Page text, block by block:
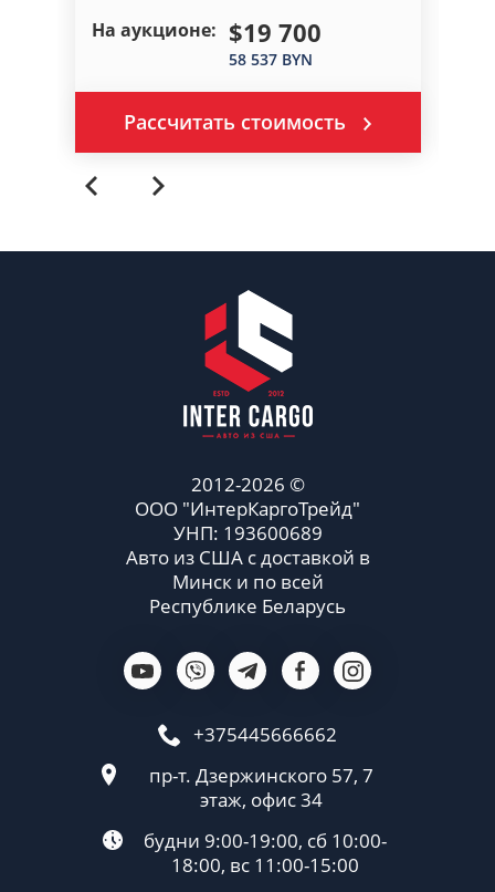
На аукционе: $19 700
58 537 BYN
Рассчитать стоимость
2012-2026 ©
ООО "ИнтерКаргоТрейд"
УНП: 193600689
Авто из США с доставкой в
Минск и по всей
Республике Беларусь
+375445666662
пр-т. Дзержинского 57, 7
этаж, офис 34
будни 9:00-19:00, сб 10:00-
18:00, вс 11:00-15:00